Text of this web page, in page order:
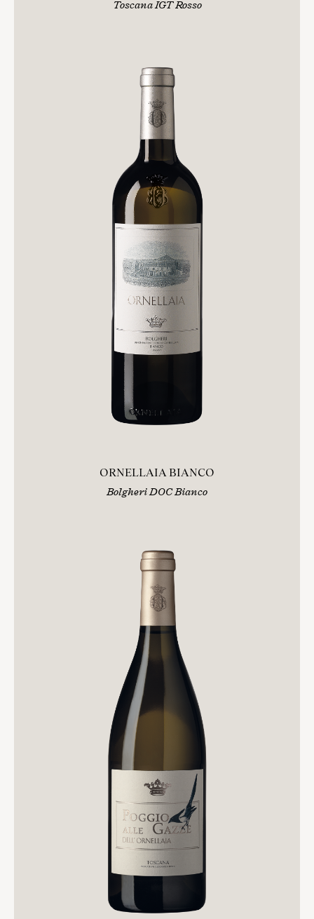
Toscana IGT Rosso
ORNELLAIA BIANCO
Bolgheri DOC Bianco